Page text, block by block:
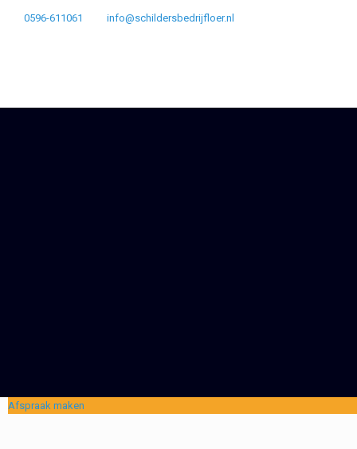
0596-611061 info@schildersbedrijfloer.nl
Afspraak maken